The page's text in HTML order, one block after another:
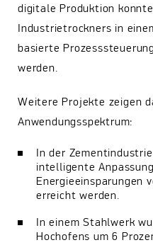
digitale Produktion
Industrietrockners in
basierte
werden.
Weitere Projekte zeigen
Anwendungsspektrum:
In der
intelligente
Energieeinsparungen
erreicht werden.
In einem Stahlwerk
Hochofens um 6